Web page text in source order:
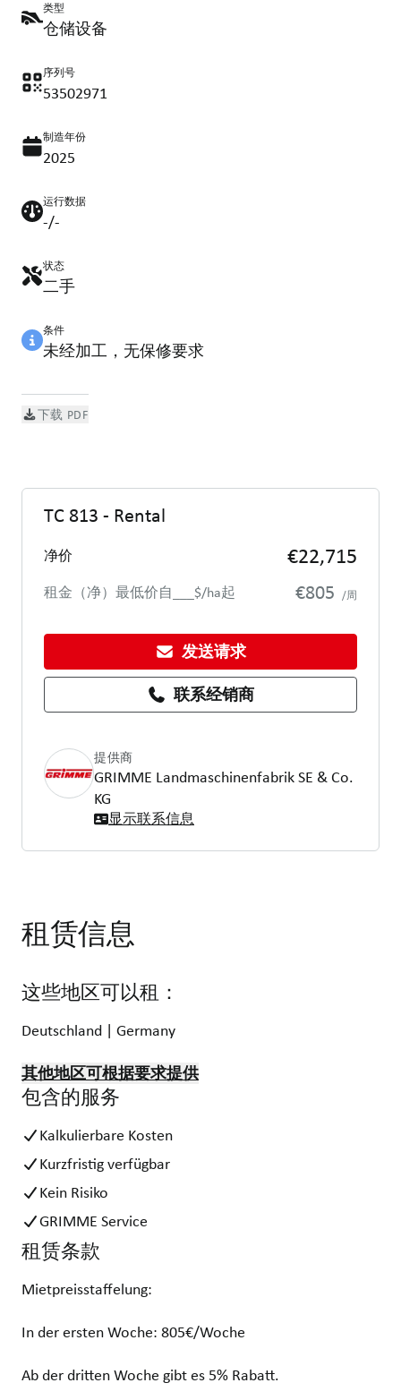
类型
仓储设备
序列号
53502971
制造年份
2025
运行数据
-/-
状态
二手
条件
未经加工，无保修要求
下载 PDF
TC 813 - Rental
净价 €22,715
租金（净）最低价自___$/ha起 €805 /周
发送请求
联系经销商
提供商
GRIMME Landmaschinenfabrik SE & Co.
KG
显示联系信息
租赁信息
这些地区可以租：
Deutschland | Germany
其他地区可根据要求提供
包含的服务
Kalkulierbare Kosten
Kurzfristig verfügbar
Kein Risiko
GRIMME Service
租赁条款
Mietpreisstaffelung:
In der ersten Woche: 805€/Woche
Ab der dritten Woche gibt es 5% Rabatt.